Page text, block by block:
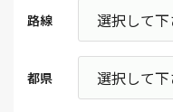
路線
都県